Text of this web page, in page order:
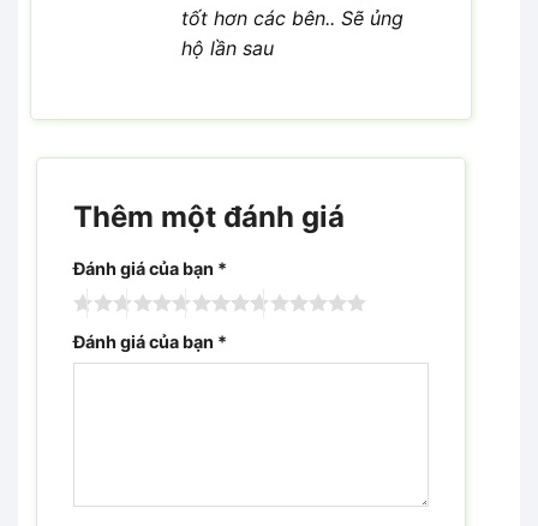
tốt hơn các bên.. Sẽ ủng
hộ lần sau
Thêm một đánh giá
Đánh giá của bạn *
Đánh giá của bạn *